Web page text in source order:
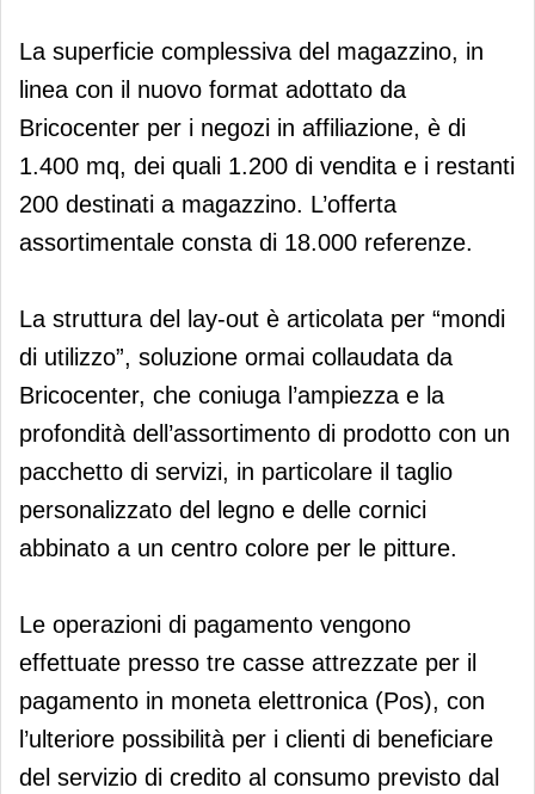
La superficie complessiva del magazzino, in
linea con il nuovo format adottato da
Bricocenter per i negozi in affiliazione, è di
1.400 mq, dei quali 1.200 di vendita e i restanti
200 destinati a magazzino. L’offerta
assortimentale consta di 18.000 referenze.
La struttura del lay-out è articolata per “mondi
di utilizzo”, soluzione ormai collaudata da
Bricocenter, che coniuga l’ampiezza e la
profondità dell’assortimento di prodotto con un
pacchetto di servizi, in particolare il taglio
personalizzato del legno e delle cornici
abbinato a un centro colore per le pitture.
Le operazioni di pagamento vengono
effettuate presso tre casse attrezzate per il
pagamento in moneta elettronica (Pos), con
l’ulteriore possibilità per i clienti di beneficiare
del servizio di credito al consumo previsto dal